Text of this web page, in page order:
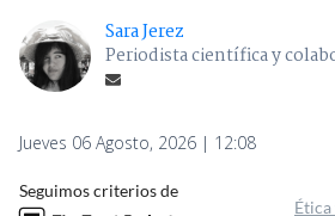
Sara Jerez
Periodista científica y
Jueves 06 Agosto, 2026 | 12:08
Seguimos criterios de